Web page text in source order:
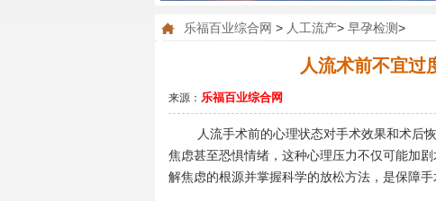
乐福百业综合网 > 人工流产> 早孕检测>
人流术前不宜过
来源： 乐福百业综合网
人流手术前的心理状态对手术效果和术后
焦虑甚至恐惧情绪，这种心理压力不仅可能加
解焦虑的根源并掌握科学的放松方法，是保障